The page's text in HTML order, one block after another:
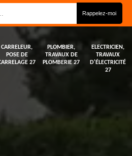
CARRELEUR,
POSE DE
27
PLOMBIER,
TRAVAUX DE
PLOMBERIE 27
ELECTRICIEN,
TRAVAUX
D'ÉLECTRICITÉ
27